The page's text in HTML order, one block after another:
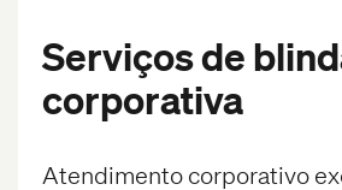
Serviços de
corporativa
Atendimento corporativo